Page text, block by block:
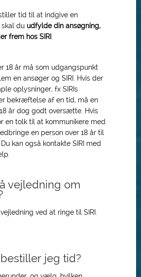
tid til at indgive en
skal du udfylde din ansøgning,
frem hos SIRI
18 år må som udgangspunkt
en ansøger og SIRI. Hvis der
oplysninger, fx SIRIs
bekræftelse af en tid, må en
år dog godt oversætte. Hvis
en tolk til at kommunikere med
en person over 18 år til
kan også kontakte SIRI med
vejledning om
ved at ringe til SIRI.
jeg tid?